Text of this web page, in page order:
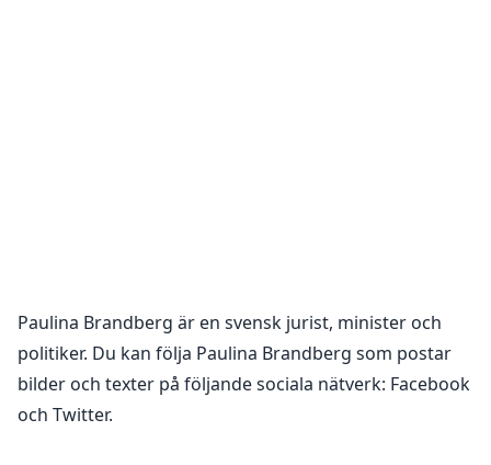
Paulina Brandberg är en svensk jurist, minister och
politiker. Du kan följa Paulina Brandberg som postar
bilder och texter på följande sociala nätverk: Facebook
och Twitter.